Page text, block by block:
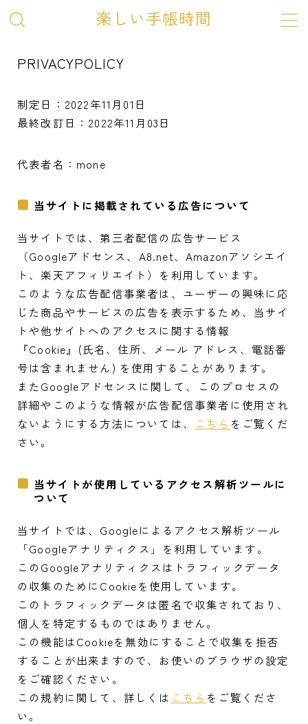
楽しい手帳時間
SHOP
お問い合わせ
PRIVACYPOLICY
制定日：2022年11月01日
最終改訂日：2022年11月03日
代表者名：mone
当サイトに掲載されている広告について
当サイトでは、第三者配信の広告サービス
（Googleアドセンス、A8.net、Amazonアソシエイ
ト、楽天アフィリエイト）を利用しています。
このような広告配信事業者は、ユーザーの興味に応
じた商品やサービスの広告を表示するため、当サイ
トや他サイトへのアクセスに関する情報
『Cookie』(氏名、住所、メール アドレス、電話番
号は含まれません) を使用することがあります。
またGoogleアドセンスに関して、このプロセスの
詳細やこのような情報が広告配信事業者に使用され
ないようにする方法については、
こちら をご覧くだ
さい。
当サイトが使用しているアクセス解析ツールに
ついて
当サイトでは、Googleによるアクセス解析ツール
「Googleアナリティクス」を利用しています。
このGoogleアナリティクスはトラフィックデータ
の収集のためにCookieを使用しています。
このトラフィックデータは匿名で収集されており、
個人を特定するものではありません。
この機能はCookieを無効にすることで収集を拒否
することが出来ますので、お使いのブラウザの設定
をご確認ください。
この規約に関して、詳しくは こちら をご覧くださ
い。